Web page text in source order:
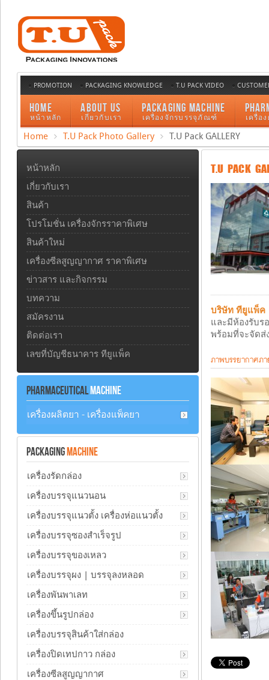
PROMOTION PACKAGING KNOWLEDGE T.U PACK VIDEO
HOME
หน้าหลัก
ABOUT US
เกี่ยวกับเรา
PACKAGING MACHINE
เครื่องจักรบรรจุภัณฑ์ เครื่อ
Home T.U Pack Photo Gallery T.U Pack GALLERY
T.U PACK
บริษัท ทียูแพ็ค
และมีห้องรับร
พร้อมที่จะจัดส่
ภาพบรรยากาศภ
หน้าหลัก
เกี่ยวกับเรา
สินค้า
โปรโมชั่น เครื่องจักรราคาพิเศษ
สินค้าใหม่
เครื่องซีลสูญญากาศ ราคาพิเศษ
ข่าวสาร และกิจกรรม
บทความ
สมัครงาน
ติดต่อเรา
เลขที่บัญชีธนาคาร ทียูแพ็ค
PHARMACEUTICALMACHINE
เครื่องผลิตยา - เครื่องแพ็คยา
PACKAGING MACHINE
เครื่องรัดกล่อง
เครื่องบรรจุแนวนอน
เครื่องบรรจุแนวตั้ง เครื่องห่อแนวตั้ง
เครื่องบรรจุซองสำเร็จรูป
เครื่องบรรจุของเหลว
เครื่องบรรจุผง | บรรจุลงหลอด
เครื่องพันพาเลท
เครื่องขึ้นรูปกล่อง
เครื่องบรรจุสินค้าใส่กล่อง
เครื่องปิดเทปกาว กล่อง
เครื่องซีลสูญญากาศ